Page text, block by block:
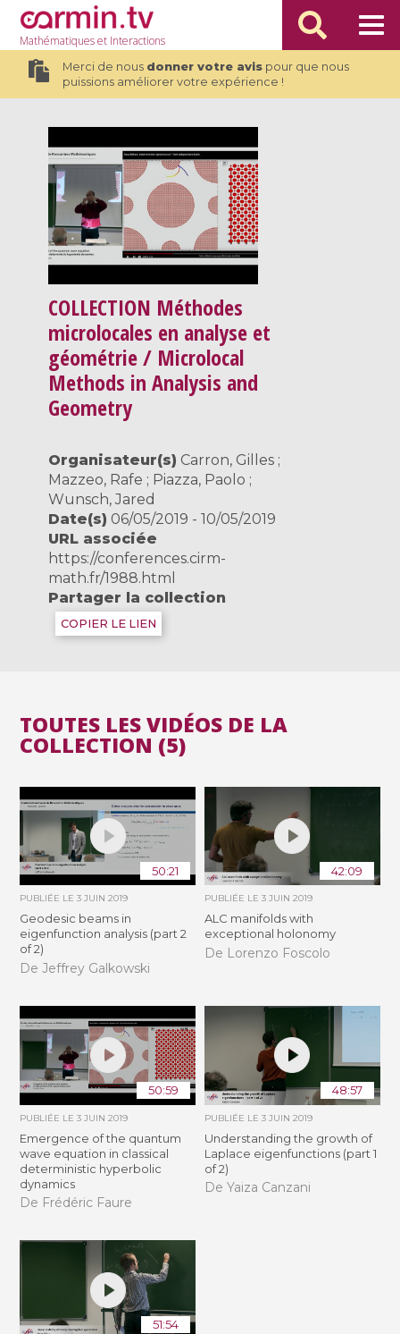
Mathématiqueset Interactions
Merci de nous donner votre avispour que nous
puissions améliorer votre expérience !
COLLECTION Méthodes
microlocales en analyse et
géométrie / Microlocal
Methods in Analysis and
Geometry
Organisateur(s) Carron, Gilles ;
Mazzeo, Rafe ; Piazza, Paolo ;
Wunsch, Jared
Date(s) 06/05/2019 - 10/05/2019
URL associée
https://conferences.cirm-
math.fr/1988.html
Partager la collection
COPIER LE LIEN
TOUTES LES VIDÉOS DE LA
COLLECTION (5)
50:21
PUBLIÉE LE3 JUIN 2019
Geodesic beams in
eigenfunction analysis (part 2
of 2)
De Jeffrey Galkowski
42:09
PUBLIÉE LE 3 JUIN 2019
ALC manifolds with
exceptional holonomy
De Lorenzo Foscolo
50:59
PUBLIÉE LE3 JUIN 2019
Emergence of the quantum
wave equation in classical
deterministic hyperbolic
dynamics
De Frédéric Faure
48:57
PUBLIÉE LE 3 JUIN 2019
Understanding the growth of
Laplace eigenfunctions (part 1
of 2)
De Yaiza Canzani
51:54